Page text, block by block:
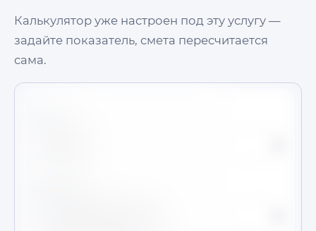
Калькулятор уже настроен под эту услугу —
задайте показатель, смета пересчитается
сама.